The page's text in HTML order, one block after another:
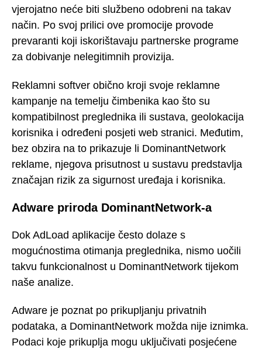
vjerojatno neće biti službeno odobreni na takav
način. Po svoj prilici ove promocije provode
prevaranti koji iskorištavaju partnerske programe
za dobivanje nelegitimnih provizija.
Reklamni softver obično kroji svoje reklamne
kampanje na temelju čimbenika kao što su
kompatibilnost preglednika ili sustava, geolokacija
korisnika i određeni posjeti web stranici. Međutim,
bez obzira na to prikazuje li DominantNetwork
reklame, njegova prisutnost u sustavu predstavlja
značajan rizik za sigurnost uređaja i korisnika.
Adware priroda DominantNetwork-a
Dok AdLoad aplikacije često dolaze s
mogućnostima otimanja preglednika, nismo uočili
takvu funkcionalnost u DominantNetwork tijekom
naše analize.
Adware je poznat po prikupljanju privatnih
podataka, a DominantNetwork možda nije iznimka.
Podaci koje prikuplja mogu uključivati posjećene